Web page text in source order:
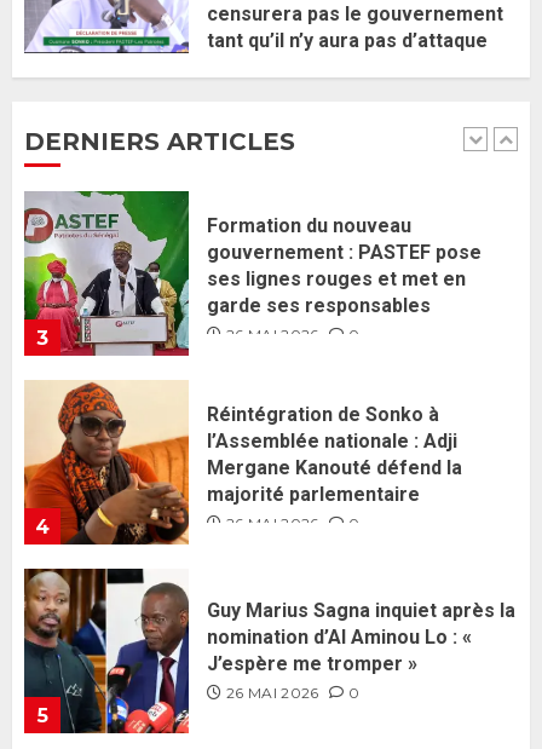
censurera pas le gouvernement
tant qu’il n’y aura pas d’attaque
DERNIERS ARTICLES
2
Ousmane Sonko rassure : «
politique contre Pastef »
3
Formation du nouveau
gouvernement : PASTEF pose
ses lignes rouges et met en
garde ses responsables
26 MAI 2026 0
4
Réintégration de Sonko à
l’Assemblée nationale : Adji
Mergane Kanouté défend la
majorité parlementaire
26 MAI 2026 0
5
Guy Marius Sagna inquiet après la
nomination d’Al Aminou Lo : «
J’espère me tromper »
26 MAI 2026 0